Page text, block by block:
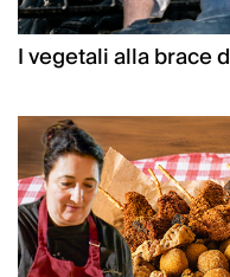
I vegetali alla brace